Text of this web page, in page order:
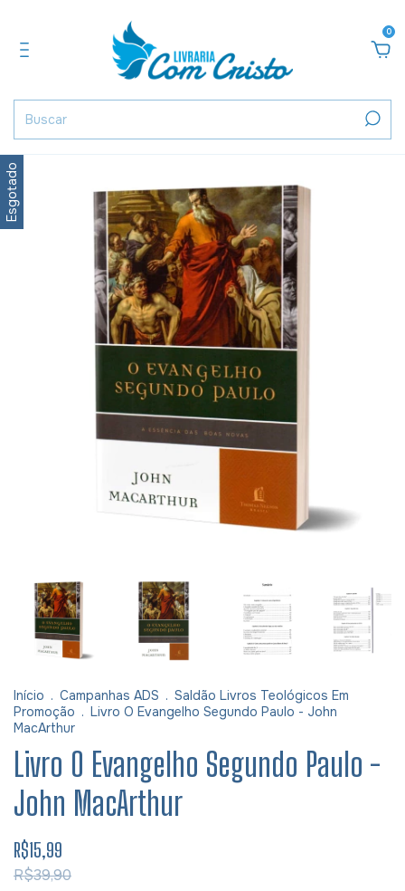
0
Esgotado
Início . Campanhas ADS . Saldão Livros Teológicos Em
Promoção . Livro O Evangelho Segundo Paulo - John
MacArthur
Livro O Evangelho Segundo Paulo -
John MacArthur
R$15,99
R$39,90